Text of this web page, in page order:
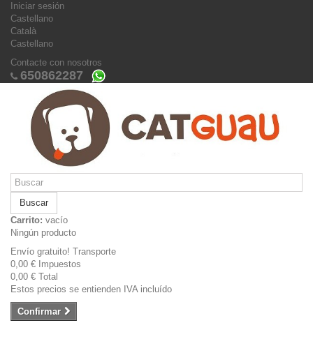
Iniciar sesión
Castellano
Català
Castellano
Contacte con nosotros
650862287
Buscar
Carrito: vacío
Ningún producto
Envío gratuito! Transporte
0,00 € Impuestos
0,00 € Total
Estos precios se entienden IVA incluído
Confirmar